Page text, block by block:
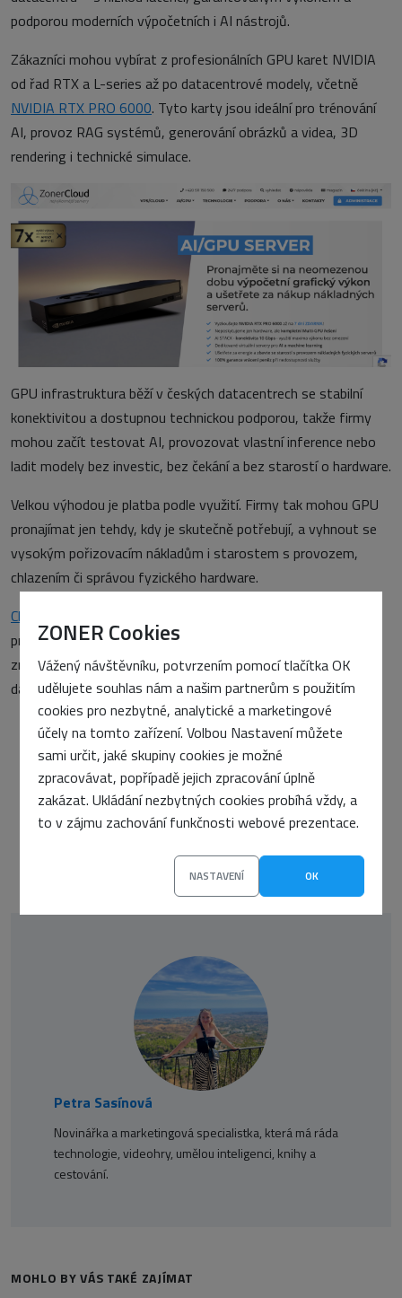
ZONER Cookies
Vážený návštěvníku, potvrzením pomocí tlačítka OK
udělujete souhlas nám a našim partnerům s použitím
cookies pro nezbytné, analytické a marketingové
účely na tomto zařízení. Volbou Nastavení můžete
sami určit, jaké skupiny cookies je možné
zpracovávat, popřípadě jejich zpracování úplně
zakázat. Ukládání nezbytných cookies probíhá vždy, a
to v zájmu zachování funkčnosti webové prezentace.
NASTAVENÍ OK
podporou moderních výpočetních i AI nástrojů.
Zákazníci mohou vybírat z profesionálních GPU karet NVIDIA
od řad RTX a L-series až po datacentrové modely, včetně
NVIDIA RTX PRO 6000. Tyto karty jsou ideální pro trénování
AI, provoz RAG systémů, generování obrázků a videa, 3D
rendering i technické simulace.
GPU infrastruktura běží v českých datacentrech se stabilní
konektivitou a dostupnou technickou podporou, takže firmy
mohou začít testovat AI, provozovat vlastní inference nebo
ladit modely bez investic, bez čekání a bez starostí o hardware.
Velkou výhodou je platba podle využití. Firmy tak mohou GPU
pronajímat jen tehdy, kdy je skutečně potřebují, a vyhnout se
vysokým pořizovacím nákladům i starostem s provozem,
chlazením či správou fyzického hardware.
Cloud
projekty, spustit AI prototyp, pracovat s velkými daty nebo
zrychlit náročné výpočty. To vše bez nutnosti vlastního
datacentra nebo specialistů na infrastrukturu.
PŘEDCHOZÍ ČLÁNEK
47denní certifikáty míří na web: Zásadní proměna správy TLS
DALŠÍ ČLÁNEK
Petra Sasínová
Novinářka a marketingová specialistka, která má ráda
technologie, videohry, umělou inteligenci, knihy a
cestování.
MOHLO BY VÁS TAKÉ ZAJÍMAT